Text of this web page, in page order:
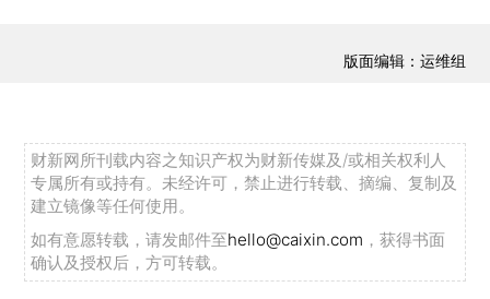
版面编辑：运维组
财新网所刊载内容之知识产权为财新传媒及/或相关权利人
专属所有或持有。未经许可，禁止进行转载、摘编、复制及
建立镜像等任何使用。
如有意愿转载，请发邮件至hello@caixin.com ，获得书面
确认及授权后，方可转载。